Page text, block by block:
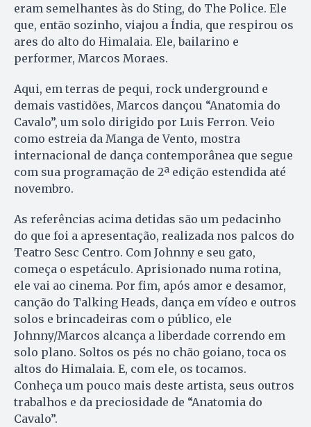
eram semelhantes às do Sting, do The Police. Ele
que, então sozinho, viajou a Índia, que respirou os
ares do alto do Himalaia. Ele, bailarino e
performer, Marcos Moraes.
Aqui, em terras de pequi, rock underground e
demais vastidões, Marcos dançou “Anatomia do
Cavalo”, um solo dirigido por Luis Ferron. Veio
como estreia da Manga de Vento, mostra
internacional de dança contemporânea que segue
com sua programação de 2ª edição estendida até
novembro.
As referências acima detidas são um pedacinho
do que foi a apresentação, realizada nos palcos do
Teatro Sesc Centro. Com Johnny e seu gato,
começa o espetáculo. Aprisionado numa rotina,
ele vai ao cinema. Por fim, após amor e desamor,
canção do Talking Heads, dança em vídeo e outros
solos e brincadeiras com o público, ele
Johnny/Marcos alcança a liberdade correndo em
solo plano. Soltos os pés no chão goiano, toca os
altos do Himalaia. E, com ele, os tocamos.
Conheça um pouco mais deste artista, seus outros
trabalhos e da preciosidade de “Anatomia do
Cavalo”.